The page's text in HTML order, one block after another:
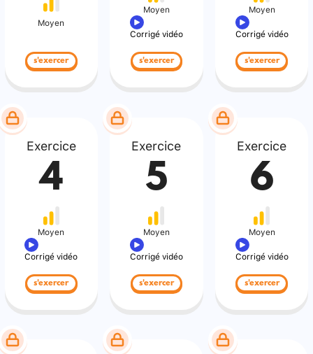
Moyen
s'exercer
Moyen
Corrigé vidéo
s'exercer
Moyen
Corrigé vidéo
s'exercer
Exercice
4
Moyen
Corrigé vidéo
s'exercer
Exercice
5
Moyen
Corrigé vidéo
s'exercer
Exercice
6
Moyen
Corrigé vidéo
s'exercer